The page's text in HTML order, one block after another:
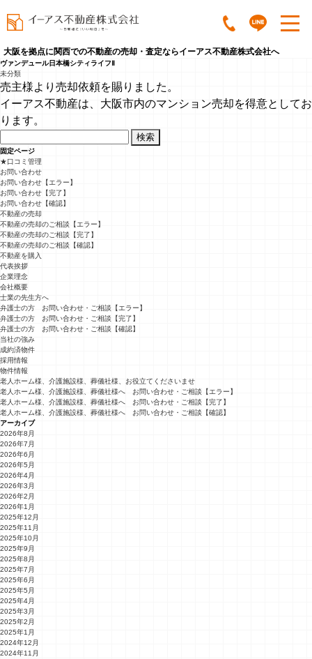
大阪を拠点に関西での不動産の売却・査定ならイーアス不動産株式会社へ
ヴァンデュール日本橋シティライフⅡ
未分類
売主様より売却依頼を賜りました。
イーアス不動産は、大阪市内のマンション売却を得意としてお
ります。
索:
固定ページ
★口コミ管理
お問い合わせ
お問い合わせ【エラー】
お問い合わせ【完了】
お問い合わせ【確認】
不動産の売却
不動産の売却のご相談【エラー】
不動産の売却のご相談【完了】
不動産の売却のご相談【確認】
不動産を購入
代表挨拶
企業理念
会社概要
士業の先生方へ
弁護士の方 お問い合わせ・ご相談【エラー】
弁護士の方 お問い合わせ・ご相談【完了】
弁護士の方 お問い合わせ・ご相談【確認】
当社の強み
成約済物件
採用情報
物件情報
老人ホーム様、介護施設様、葬儀社様、お役立てくださいませ
老人ホーム様、介護施設様、葬儀社様へ お問い合わせ・ご相談【エラー】
老人ホーム様、介護施設様、葬儀社様へ お問い合わせ・ご相談【完了】
老人ホーム様、介護施設様、葬儀社様へ お問い合わせ・ご相談【確認】
アーカイブ
2026年8月
2026年7月
2026年6月
2026年5月
2026年4月
2026年3月
2026年2月
2026年1月
2025年12月
2025年11月
2025年10月
2025年9月
2025年8月
2025年7月
2025年6月
2025年5月
2025年4月
2025年3月
2025年2月
2025年1月
2024年12月
2024年11月